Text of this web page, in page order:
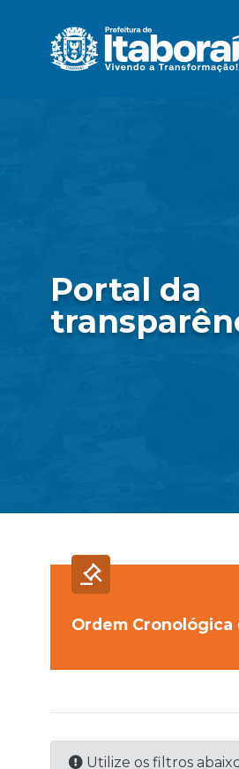
Portal da
Ordem
Utilize os filtros